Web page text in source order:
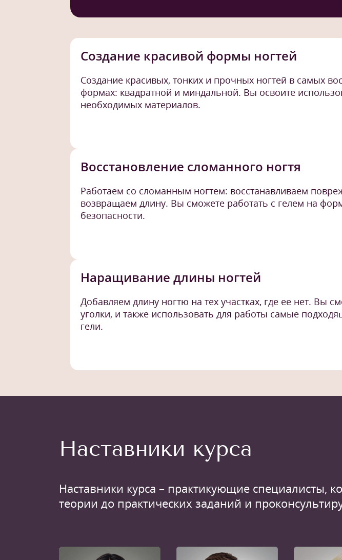
Создание красивой формы ногтей
Создание красивых, тонких и прочных ногтей в самых
формах: квадратной и миндальной. Вы освоите
необходимых материалов.
Восстановление сломанного ногтя
Работаем со сломанным ногтем: восстанавливаем
возвращаем длину. Вы сможете работать с гелем на
безопасности.
Наращивание длины ногтей
Добавляем длину ногтю на тех участках, где ее нет. Вы
уголки, и также использовать для работы самые
гели.
Наставники курса
Наставники курса – практикующие специалисты,
теории до практических заданий и